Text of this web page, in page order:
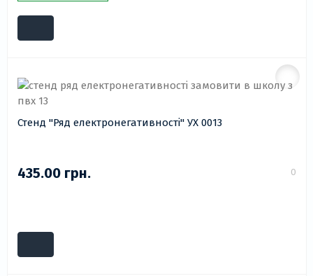
Стенд "Ряд електронегативності" УХ 0013
435.00 грн. 0